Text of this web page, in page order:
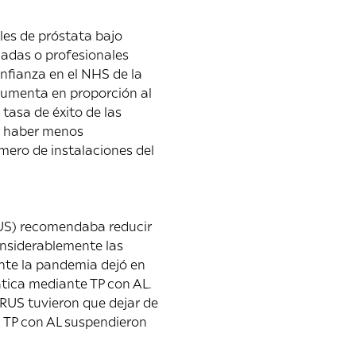
de próstata bajo
o profesionales
en el NHS de la
en proporción al
de éxito de las
haber menos
de instalaciones del
recomendaba reducir
las
la pandemia dejó en
mediante TP con AL.
tuvieron que dejar de
con AL suspendieron